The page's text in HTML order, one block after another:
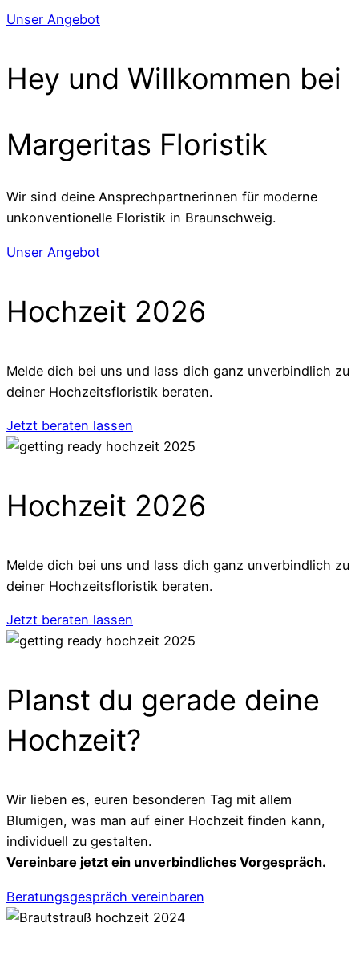
Unser Angebot
Hey und Willkommen bei
Margeritas Floristik
Wir sind deine Ansprechpartnerinnen für moderne
unkonventionelle Floristik in Braunschweig.
Unser Angebot
Hochzeit 2026
Melde dich bei uns und lass dich ganz unverbindlich zu
deiner Hochzeitsfloristik beraten.
Jetzt beraten lassen
Hochzeit 2026
Melde dich bei uns und lass dich ganz unverbindlich zu
deiner Hochzeitsfloristik beraten.
Jetzt beraten lassen
Planst du gerade deine
Hochzeit?
Wir lieben es, euren besonderen Tag mit allem
Blumigen, was man auf einer Hochzeit finden kann,
individuell zu gestalten.
Vereinbare jetzt ein unverbindliches Vorgespräch.
Beratungsgespräch vereinbaren